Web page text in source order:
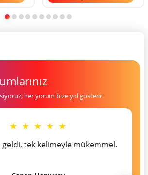
her yorum bize yol gösterir.
★ ★ ★ ★ ★
tek kelimeyle mükemmel.